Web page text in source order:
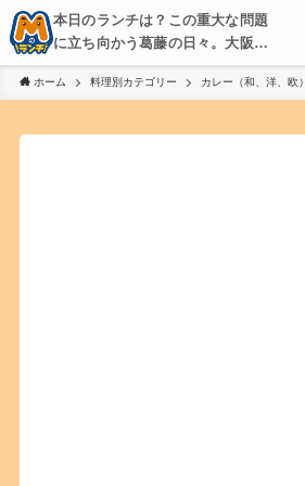
本日のランチは？この重大な問題
に立ち向かう葛藤の日々。大阪・
京都・神戸を中心とした食べ歩
き、飲み歩きを綴る。
ホーム 料理別カテゴリー カレー（和、洋、欧）